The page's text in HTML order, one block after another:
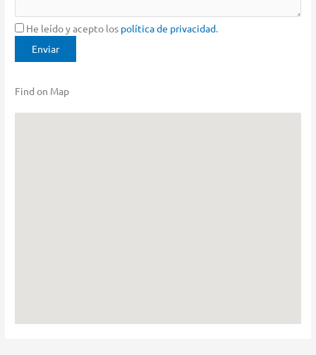
He leído y acepto los política de privacidad.
Find on Map